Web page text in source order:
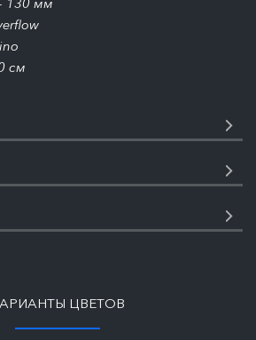
см
ЦВЕТОВ